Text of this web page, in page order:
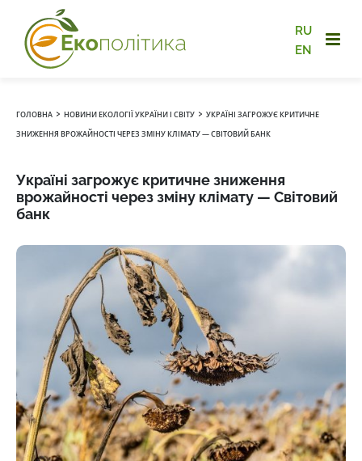
RU
EN
ГОЛОВНА › НОВИНИ ЕКОЛОГІЇ УКРАЇНИ І СВІТУ › УКРАЇНІ ЗАГРОЖУЄ КРИТИЧНЕ
ЗНИЖЕННЯ ВРОЖАЙНОСТІ ЧЕРЕЗ ЗМІНУ КЛІМАТУ — СВІТОВИЙ БАНК
Україні загрожує критичне зниження
врожайності через зміну клімату — Світовий
банк